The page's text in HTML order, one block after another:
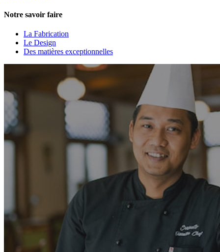
Notre savoir faire
La Fabrication
Le Design
Des matières exceptionnelles